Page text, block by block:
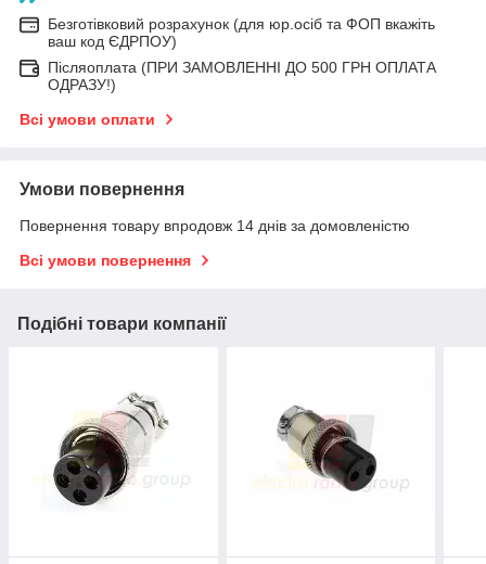
Безготівковий розрахунок (для юр.осіб та ФОП вкажіть
ваш код ЄДРПОУ)
Післяоплата (ПРИ ЗАМОВЛЕННІ ДО 500 ГРН ОПЛАТА
ОДРАЗУ!)
Всі умови оплати
Умови повернення
Повернення товару впродовж 14 днів за домовленістю
Всі умови повернення
Подібні товари компанії